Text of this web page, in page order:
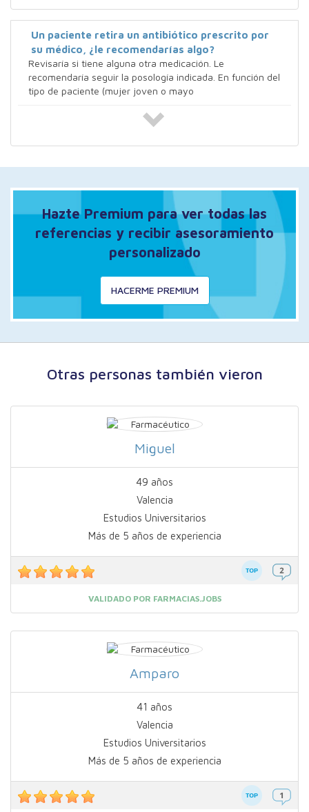
Un paciente retira un antibiótico prescrito por
su médico, ¿le recomendarías algo?
Revisaría si tiene alguna otra medicación. Le
recomendaría seguir la posología indicada. En función del
tipo de paciente (mujer joven o mayo
Hazte Premium para ver todas las
referencias y recibir asesoramiento
personalizado
HACERME PREMIUM
Otras personas también vieron
Miguel
49 años
Valencia
Estudios Universitarios
Más de 5 años de experiencia
VALIDADO POR FARMACIAS.JOBS
Amparo
41 años
Valencia
Estudios Universitarios
Más de 5 años de experiencia